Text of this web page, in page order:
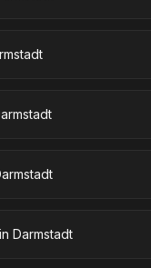
in Darmstadt